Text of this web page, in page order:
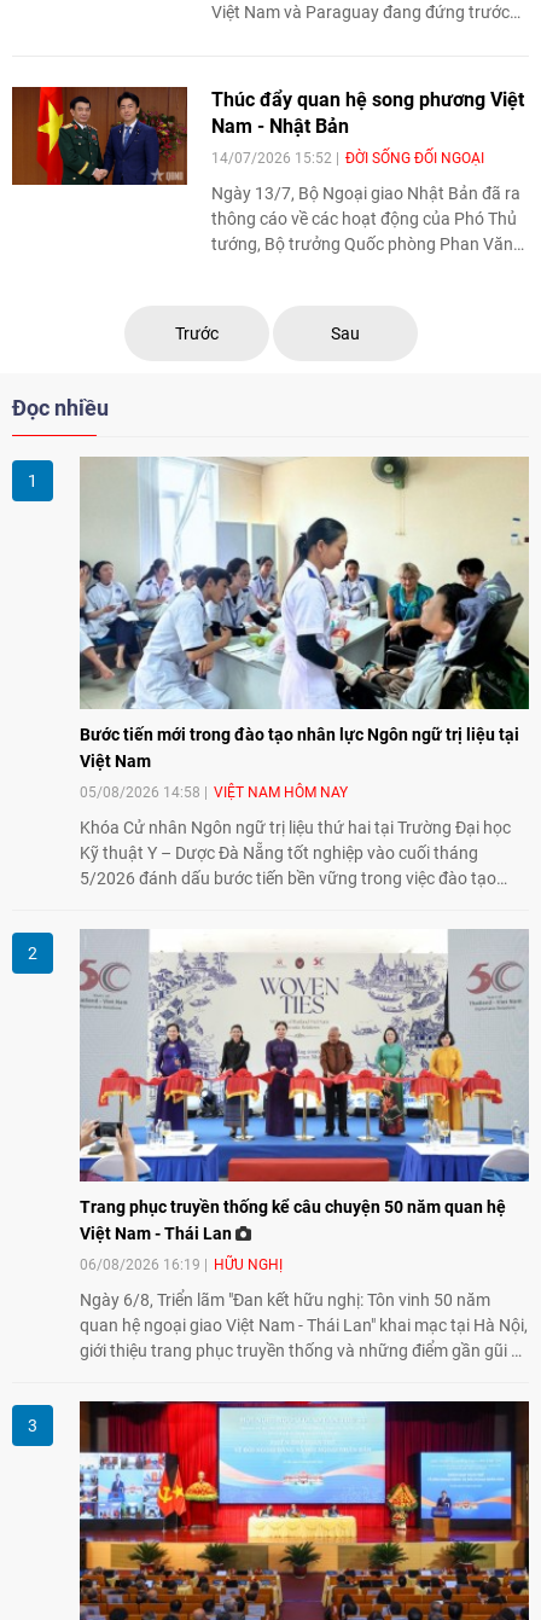
Việt Nam và Paraguay đang đứng trước
nghiệp. Sự bổ trợ giữa hai nền kinh tế cùng
những nỗ lực thúc đẩy kết nối doanh
nghiệp được kỳ vọng sẽ tạo động lực đưa
quan hệ kinh tế song phương phát triển
mạnh mẽ hơn trong thời gian tới.
Thúc đẩy quan hệ song phương Việt
Nam - Nhật Bản
14/07/2026 15:52 ĐỜI SỐNG ĐỐI NGOẠI
Ngày 13/7, Bộ Ngoại giao Nhật Bản đã ra
thông cáo về các hoạt động của Phó Thủ
tướng, Bộ trưởng Quốc phòng Phan Văn
Trước Sau
Đọc nhiều
Bước tiến mới trong đào tạo nhân lực Ngôn ngữ trị liệu tại
Việt Nam
05/08/2026 14:58 VIỆT NAM HÔM NAY
Khóa Cử nhân Ngôn ngữ trị liệu thứ hai tại Trường Đại học
Kỹ thuật Y – Dược Đà Nẵng tốt nghiệp vào cuối tháng
5/2026 đánh dấu bước tiến bền vững trong việc đào tạo
tại Việt Nam.
Trang phục truyền thống kể câu chuyện 50 năm quan hệ
Việt Nam - Thái Lan
06/08/2026 16:19 HỮU NGHỊ
Ngày 6/8, Triển lãm "Đan kết hữu nghị: Tôn vinh 50 năm
quan hệ ngoại giao Việt Nam - Thái Lan" khai mạc tại Hà Nội,
giới thiệu trang phục truyền thống và những điểm gần gũi về
giao lưu nhân dân trong chặng đường nửa thế kỷ quan hệ
song phương.